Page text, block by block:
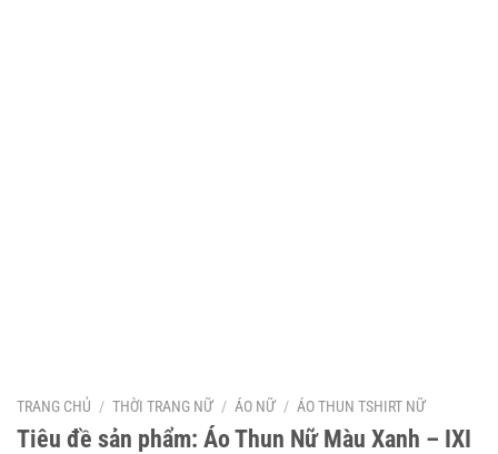
TRANG CHỦ / THỜI TRANG NỮ / ÁO NỮ / ÁO THUN TSHIRT NỮ
Tiêu đề sản phẩm: Áo Thun Nữ Màu Xanh – IXI